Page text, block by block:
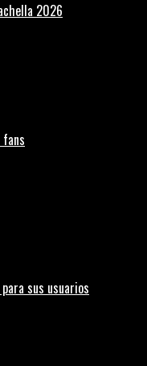
2026
sus usuarios